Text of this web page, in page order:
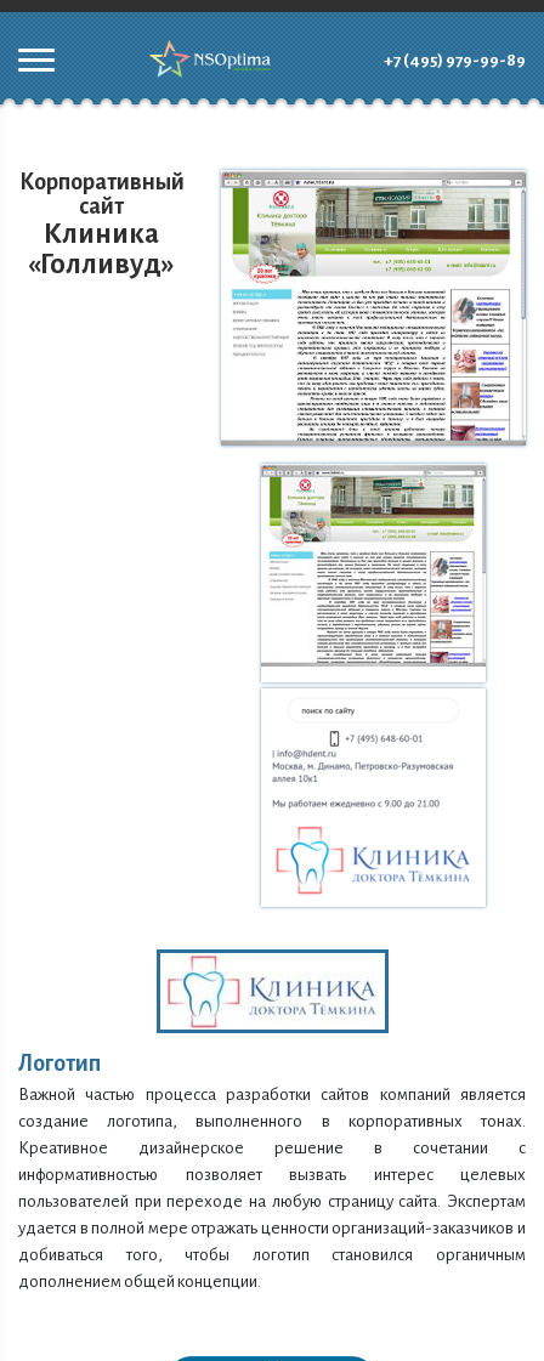
+7 (495) 979-99-89
Корпоративный
сайт
Клиника
«Голливуд»
Логотип
Важной частью процесса разработки сайтов компаний является
создание логотипа, выполненного в корпоративных тонах.
Креативное дизайнерское решение в сочетании с
информативностью позволяет вызвать интерес целевых
пользователей при переходе на любую страницу сайта. Экспертам
удается в полной мере отражать ценности организаций-заказчиков и
добиваться того, чтобы логотип становился органичным
дополнением общей концепции.